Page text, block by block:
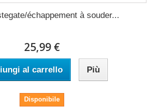
échappement à souder...
25,99 €
al carrello Più
Disponibile